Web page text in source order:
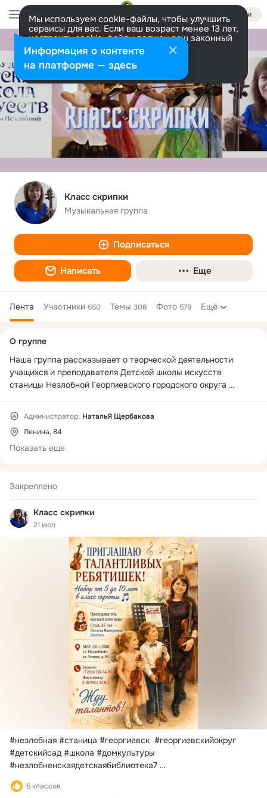
Войти
Мы используем cookie-файлы, чтобы улучшить
сервисы для вас. Если ваш возраст менее 13 лет,
настроить cookie-файлы должен ваш законный
представитель. Больше информации
Разрешить все Настроить
Класс скрипки
Музыкальная группа
Подписаться
Написать Еще
Лента Участники 650 Темы 308 Фото 579 Ещё
Закреплено
Класс скрипки
21 июл
#незлобная #станица #георгиевск  #георгиевскийокруг
#детскийсад #школа #домкультуры
#незлобненскаядетскаябиблиотека7
#незлобненскаясельскаябиблиотека8
6 классов
колонка
О группе
Наша группа рассказывает о творческой деятельности
учащихся и преподавателя Детской школы искусств
станицы Незлобной Георгиевского городского округа
рассказать о буднях и праздниках, а так же об участии
конкурсных и концертных выступлениях.  Мы еще не
волшебники, мы только учимся !!! С  радостью дарим Вам
наше творчество и надеемся на подписки и лайки !
Администратор: НатальЯ Щербакова
Ленина, 84
Показать еще
Информация о контенте
на платформе — здесь